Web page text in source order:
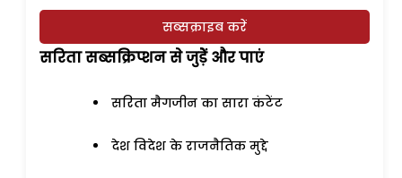
सब्सक्राइब करें
सरिता सब्सक्रिप्शन से जुड़ेें और पाएं
सरिता मैगजीन का सारा कंटेंट
देश विदेश के राजनैतिक मुद्दे